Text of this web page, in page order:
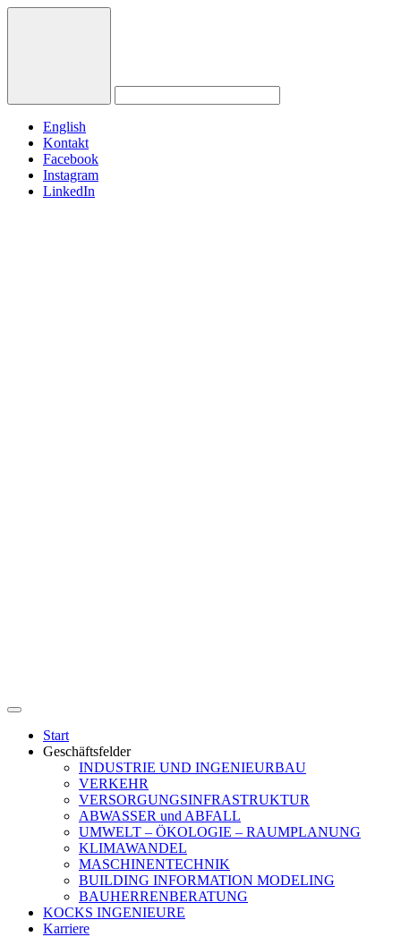
English
Kontakt
Facebook
Instagram
LinkedIn
Start
Geschäftsfelder
INDUSTRIE UND INGENIEURBAU
VERKEHR
VERSORGUNGSINFRASTRUKTUR
ABWASSER und ABFALL
UMWELT – ÖKOLOGIE – RAUMPLANUNG
KLIMAWANDEL
MASCHINENTECHNIK
BUILDING INFORMATION MODELING
BAUHERRENBERATUNG
KOCKS INGENIEURE
Karriere